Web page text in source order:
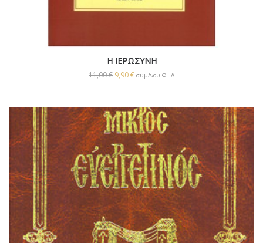
Η ΙΕΡΩΣΥΝΗ
11,00€ 9,90€ συμ/νου ΦΠΑ